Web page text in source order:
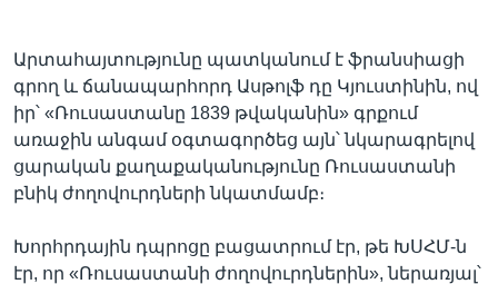
Արտահայտությունը պատկանում է ֆրանսիացի
գրող և ճանապարհորդ Ասթոլֆ դը Կյուստինին, ով
իր՝ «Ռուսաստանը 1839 թվականին» գրքում
առաջին անգամ օգտագործեց այն՝ նկարագրելով
ցարական քաղաքականությունը Ռուսաստանի
բնիկ ժողովուրդների նկատմամբ։
Խորհրդային դպրոցը բացատրում էր, թե ԽՍՀՄ-ն
էր, որ «Ռուսաստանի ժողովուրդներին», ներառյալ՝